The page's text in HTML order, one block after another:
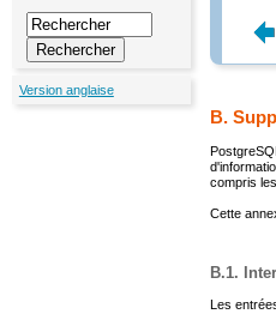
Version anglaise
B.
PostgreSQL
compris
Cette
B.1.
Les